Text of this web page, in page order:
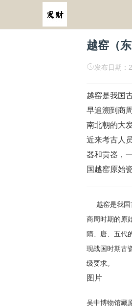
越窑（东
发布日期
越窑是我国
早追溯到商
南北朝的大
近来考古人
器和贡器，
国越窑原始
越窑是我国
商周时期的原
隋、唐、五代
现战国时期古
级要求。
图片
吴中博物馆藏